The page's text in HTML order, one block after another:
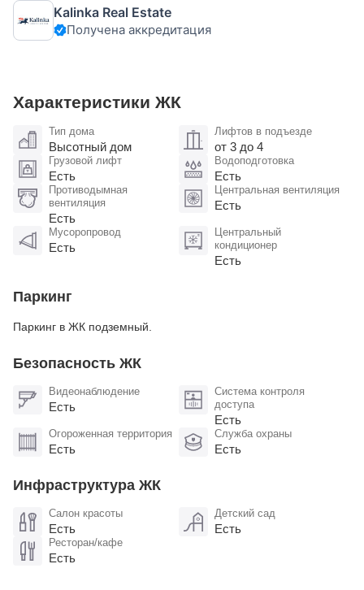
выходом на утеплённую лоджию, пять изолированных
спален, гардеробная комната, три санузла. Квартира с
Kalinka Real Estate
Получена аккредитация
Характеристики ЖК
Тип дома
Высотный дом
Лифтов в подъезде
от 3 до 4
Грузовой лифт
Есть
Водоподготовка
Есть
Противодымная
вентиляция
Есть
Центральная вентиляция
Есть
Мусоропровод
Есть
Центральный
кондиционер
Есть
Паркинг
Паркинг в ЖК подземный.
Безопасность ЖК
Видеонаблюдение
Есть
Система контроля
доступа
Есть
Огороженная территория
Есть
Служба охраны
Есть
Инфраструктура ЖК
Салон красоты
Есть
Детский сад
Есть
Ресторан/кафе
Есть